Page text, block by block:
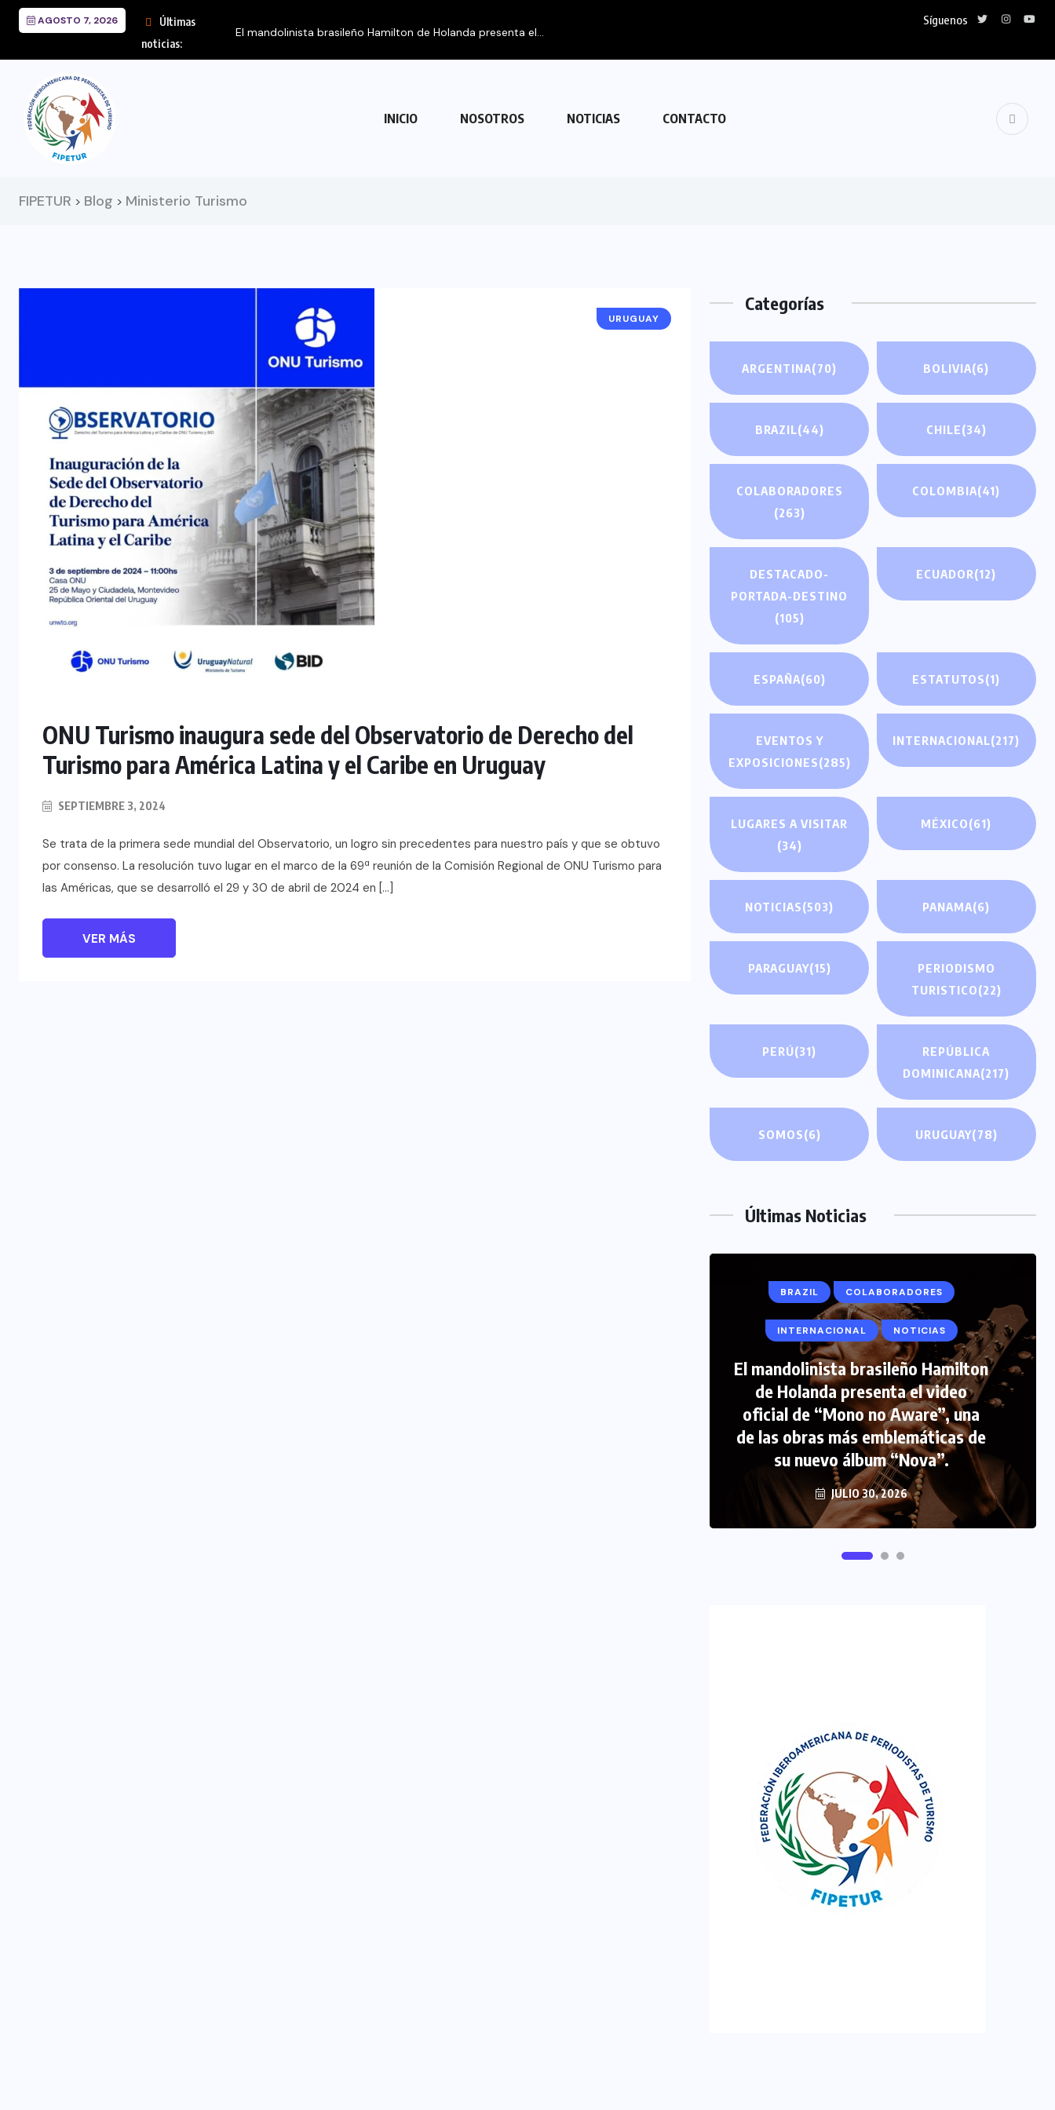
AGOSTO 7, 2026
Últimas
noticias:
mandolinista brasileño Hamilton de Holanda presenta el...
Síguenos
INICIO NOSOTROS NOTICIAS CONTACTO
FIPETUR > Blog > Ministerio Turismo
URUGUAY
ONU Turismo inaugura sede del Observatorio de Derecho del
Turismo para América Latina y el Caribe en Uruguay
SEPTIEMBRE 3, 2024
Se trata de la primera sede mundial del Observatorio, un logro sin precedentes para nuestro país y que se obtuvo
por consenso. La resolución tuvo lugar en el marco de la 69ª reunión de la Comisión Regional de ONU Turismo para
las Américas, que se desarrolló el 29 y 30 de abril de 2024 en […]
VER MÁS
Categorías
ARGENTINA(70) BOLIVIA(6)
BRAZIL(44) CHILE(34)
COLABORADORES
(263)
COLOMBIA(41)
DESTACADO-
PORTADA-DESTINO
(105)
ECUADOR(12)
ESPAÑA(60) ESTATUTOS(1)
EVENTOS Y
EXPOSICIONES(285)
INTERNACIONAL(217)
LUGARES A VISITAR
(34)
MÉXICO(61)
NOTICIAS(503) PANAMA(6)
PARAGUAY(15)
PERIODISMO
TURISTICO(22)
PERÚ(31)
REPÚBLICA
DOMINICANA(217)
SOMOS(6) URUGUAY(78)
Últimas Noticias
BRAZIL COLABORADORES
INTERNACIONAL NOTICIAS
El mandolinista brasileño Hamilton
de Holanda presenta el video
oficial de “Mono no Aware”, una
de las obras más emblemáticas de
su nuevo álbum “Nova”.
JULIO 30, 2026
COLABORADORES INTERNACIONAL
NOTICIAS PERIODISMO TURISTICO
FIPETUR se solidariza con
Venezuela
JUNIO 29, 2026